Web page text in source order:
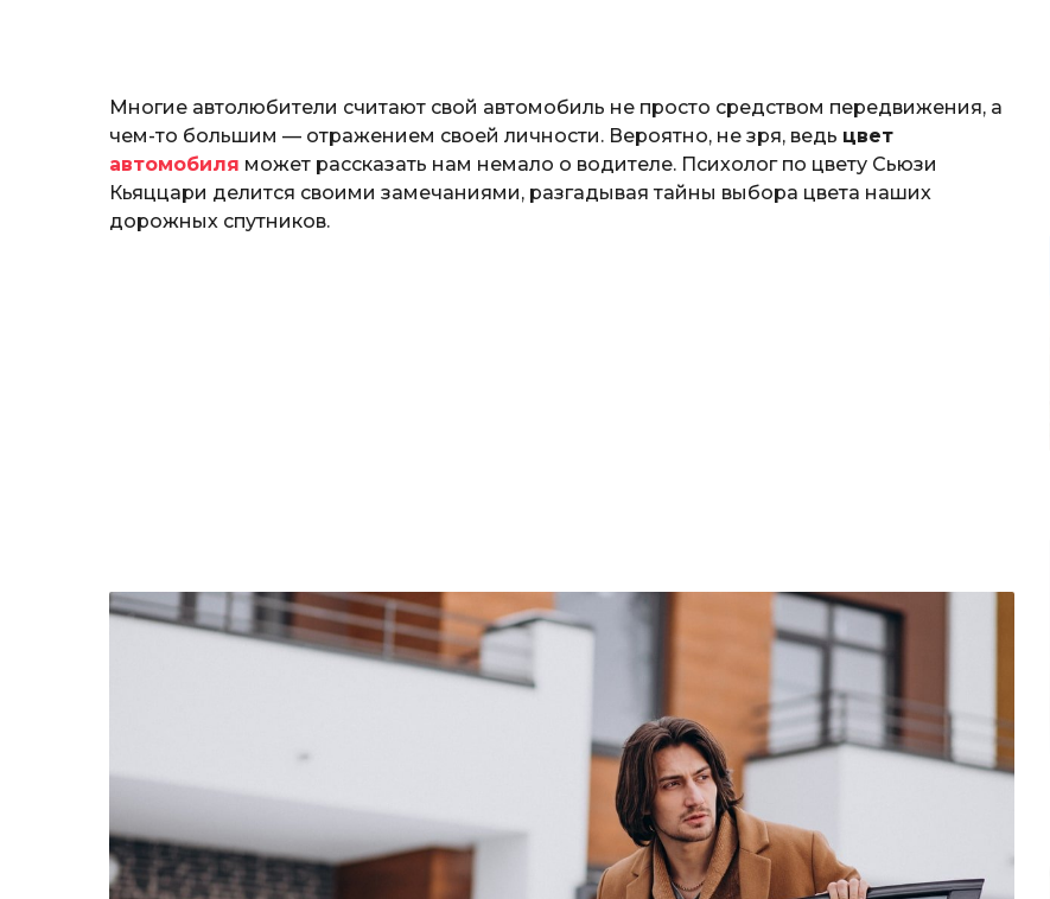
Многие автолюбители считают свой автомобиль не просто средством передвижения, а
чем-то большим — отражением своей личности. Вероятно, не зря, ведь цвет
автомобиля может рассказать нам немало о водителе. Психолог по цвету Сьюзи
Кьяццари делится своими замечаниями, разгадывая тайны выбора цвета наших
дорожных спутников.